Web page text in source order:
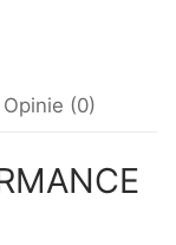
Opinie (0)